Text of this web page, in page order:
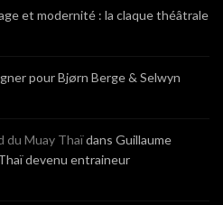
et modernité : la claque théâtrale
pour Bjørn Berge & Selwyn
du Muay Thaïdans Guillaume
devenu entraineur